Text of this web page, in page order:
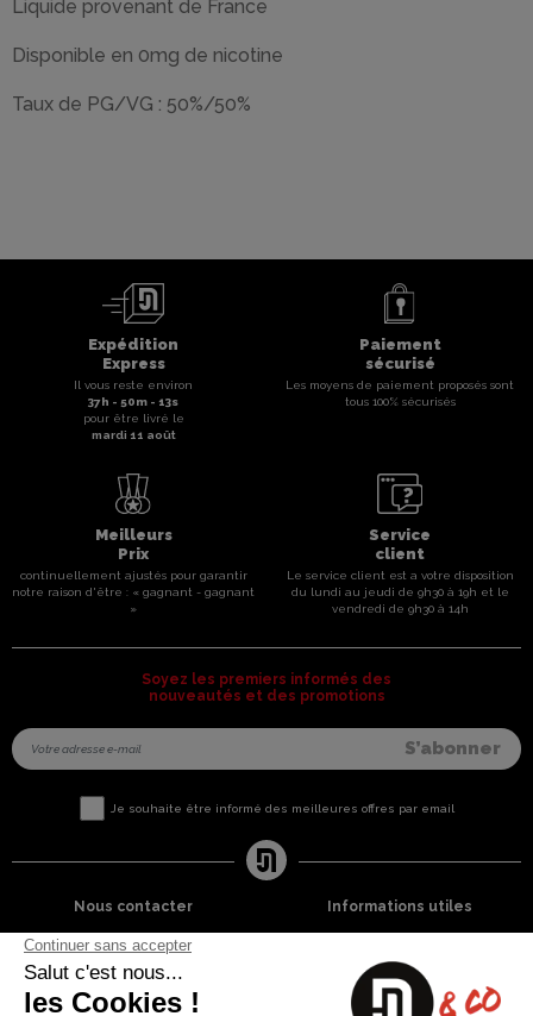
Liquide provenant de France
Disponible en 0mg de nicotine
Taux de PG/VG : 50%/50%
Expédition
Express
Il vous reste environ
37h - 50m - 12s
pour être livré le
mardi 11 août
Paiement
sécurisé
Les moyens de paiement proposés sont
tous 100% sécurisés
Meilleurs
Prix
continuellement ajustés pour garantir
notre raison d'être : « gagnant - gagnant
»
Service
client
Le service client est a votre disposition
du lundi au jeudi de 9h30 à 19h et le
vendredi de 9h30 à 14h
Soyez les premiers informés des
nouveautés et des promotions
Je souhaite être informé des meilleures offres par email
Nous contacter
8 rue du capitaine Jean Croisa
13009 Marseille
+33 (0)4 91 07 41 16
Informations utiles
Garantie satisfaction
Paiement sécurisé
Plan du site